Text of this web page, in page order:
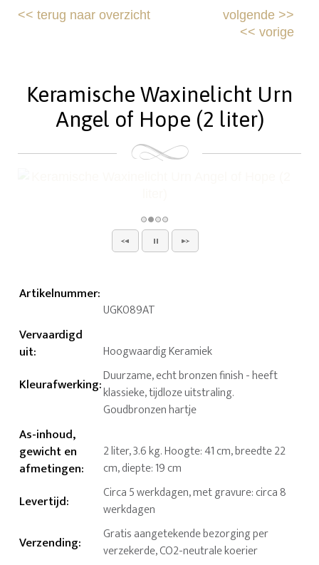
<<terug naar overzicht volgende>>
<< vorige
Keramische Waxinelicht Urn
Angel of Hope (2 liter)
Artikelnummer:
UGK089AT
Vervaardigd
uit: Hoogwaardig Keramiek
Kleurafwerking:Duurzame, echt bronzen finish - heeft
klassieke, tijdloze uitstraling.
Goudbronzen hartje
As-inhoud,
gewicht en
afmetingen:
2 liter, 3.6 kg. Hoogte: 41 cm, breedte 22
cm, diepte: 19 cm
Levertijd:
Circa 5 werkdagen, met gravure: circa 8
werkdagen
Verzending:
Gratis aangetekende bezorging per
verzekerde, CO2-neutrale koerier